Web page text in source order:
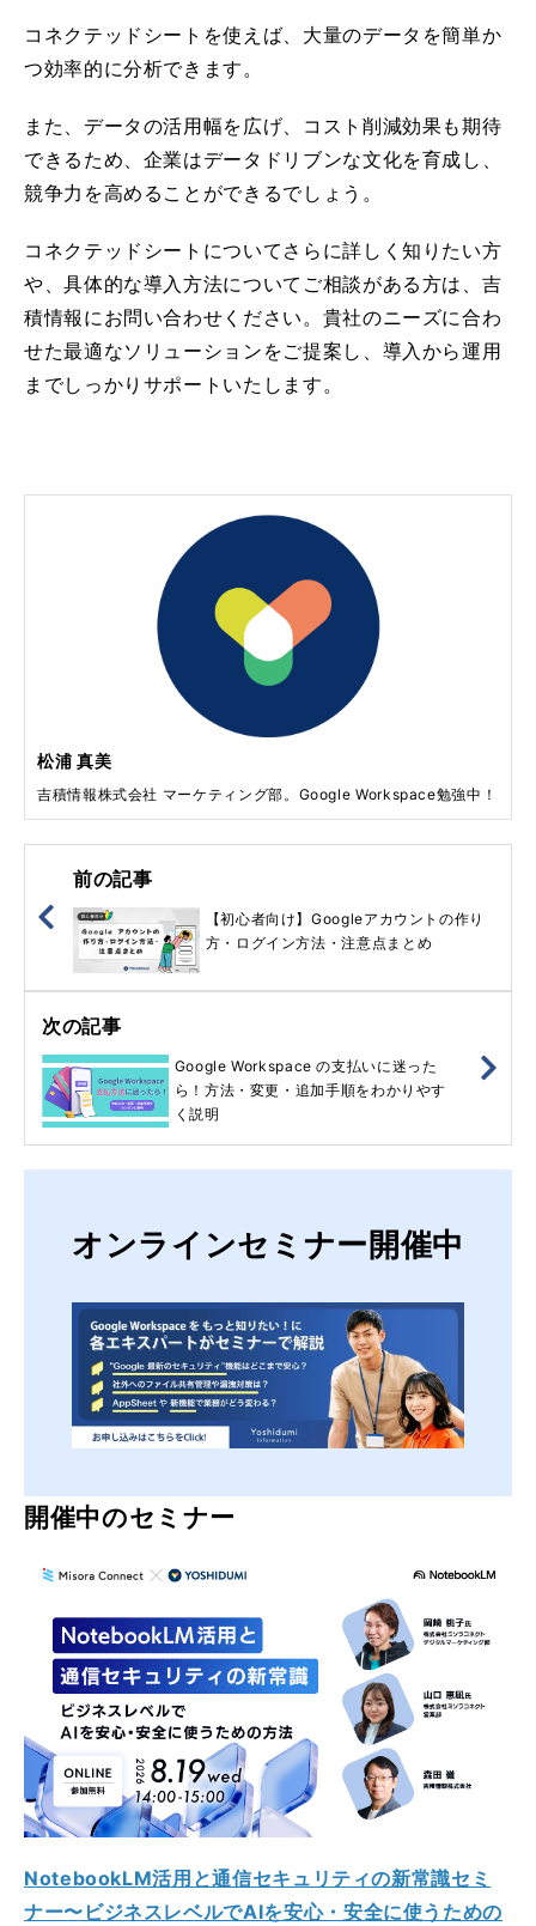
コネクテッドシートを使えば、大量のデータを簡単か
つ効率的に分析できます。
また、データの活用幅を広げ、コスト削減効果も期待
できるため、企業はデータドリブンな文化を育成し、
競争力を高めることができるでしょう。
コネクテッドシートについてさらに詳しく知りたい方
や、具体的な導入方法についてご相談がある方は、吉
積情報にお問い合わせください。貴社のニーズに合わ
せた最適なソリューションをご提案し、導入から運用
までしっかりサポートいたします。
松浦 真美
吉積情報株式会社 マーケティング部。Google Workspace勉強中！
前の記事
【初心者向け】Googleアカウントの作り
方・ログイン方法・注意点まとめ
次の記事
Google Workspace の支払いに迷った
ら！方法・変更・追加手順をわかりやす
く説明
オンラインセミナー開催中
開催中のセミナー
NotebookLM活用と通信セキュリティの新常識セミ
ナー〜ビジネスレベルでAIを安心・安全に使うための